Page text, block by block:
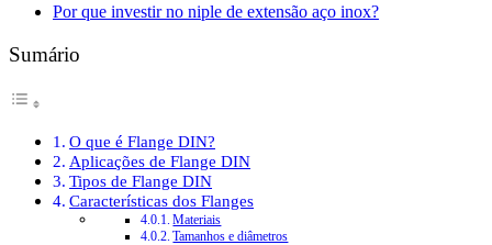
Por que investir no niple de extensão aço inox?
Sumário
O que é Flange DIN?
Aplicações de Flange DIN
Tipos de Flange DIN
Características dos Flanges
Materiais
Tamanhos e diâmetros